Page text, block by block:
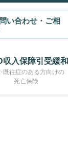
い合わせ・ご相
収入保障引受緩和
既往症のある方向けの
死亡保険